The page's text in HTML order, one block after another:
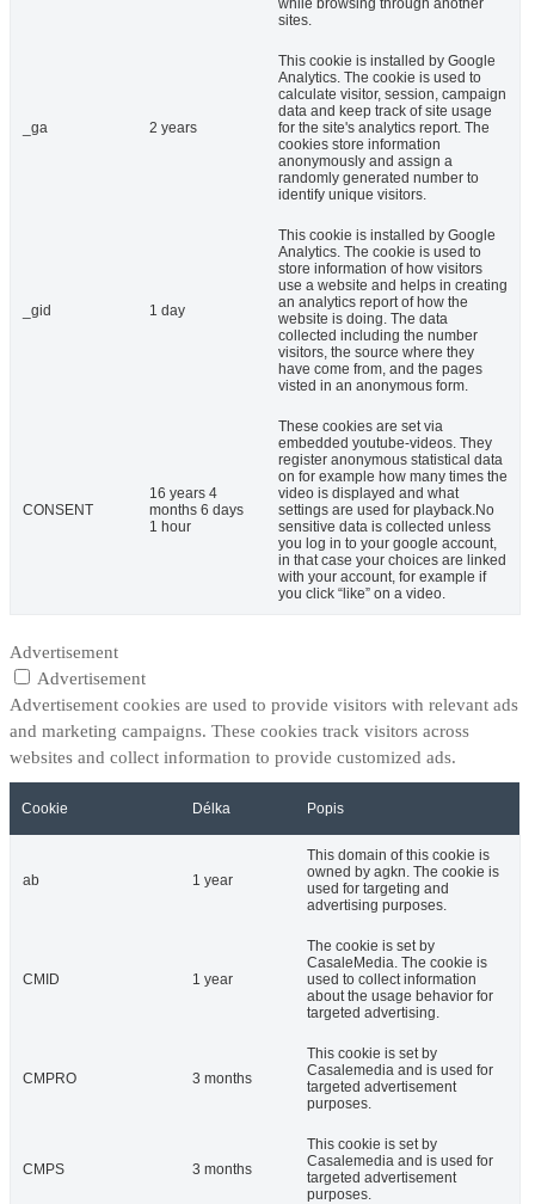
while browsing through another
sites.
_ga 2 years
This cookie is installed by Google
Analytics. The cookie is used to
calculate visitor, session, campaign
data and keep track of site usage
for the site's analytics report. The
cookies store information
anonymously and assign a
randomly generated number to
identify unique visitors.
_gid 1 day
This cookie is installed by Google
Analytics. The cookie is used to
store information of how visitors
use a website and helps in creating
an analytics report of how the
website is doing. The data
collected including the number
visitors, the source where they
have come from, and the pages
visted in an anonymous form.
CONSENT
16 years 4
months 6 days
1 hour
These cookies are set via
embedded youtube-videos. They
register anonymous statistical data
on for example how many times the
video is displayed and what
settings are used for playback.No
sensitive data is collected unless
you log in to your google account,
in that case your choices are linked
with your account, for example if
you click “like” on a video.
Advertisement
Advertisement
Advertisement cookies are used to provide visitors with relevant ads
and marketing campaigns. These cookies track visitors across
websites and collect information to provide customized ads.
Cookie Délka Popis
ab 1 year
This domain of this cookie is
owned by agkn. The cookie is
used for targeting and
advertising purposes.
CMID 1 year
The cookie is set by
CasaleMedia. The cookie is
used to collect information
about the usage behavior for
targeted advertising.
CMPRO 3 months
This cookie is set by
Casalemedia and is used for
targeted advertisement
purposes.
CMPS 3 months
This cookie is set by
Casalemedia and is used for
targeted advertisement
purposes.